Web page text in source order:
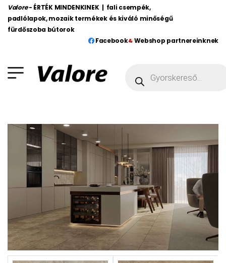
Valore - ÉRTÉK MINDENKINEK | fali csempék,
padlólapok, mozaik termékek és kiváló minőségű
fürdőszoba bútorok
Facebook
Webshop partnereinknek